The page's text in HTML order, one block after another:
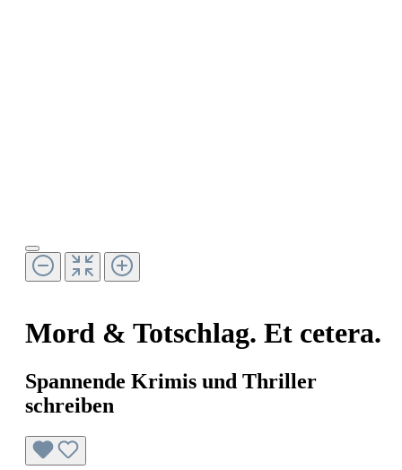
Mord & Totschlag. Et cetera.
Spannende Krimis und Thriller
schreiben